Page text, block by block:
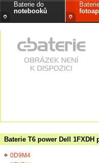
Baterie do
notebooků
Baterie T6 power Dell
0D9M4